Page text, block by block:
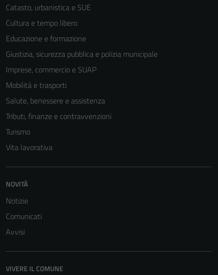
Catasto, urbanistica e SUE
Cultura e tempo libero
Educazione e formazione
Giustizia, sicurezza pubblica e polizia municipale
Imprese, commercio e SUAP
Mobilità e trasporti
Salute, benessere e assistenza
Tributi, finanze e contravvenzioni
Turismo
Vita lavorativa
NOVITÀ
Notizie
Comunicati
Avvisi
VIVERE IL COMUNE